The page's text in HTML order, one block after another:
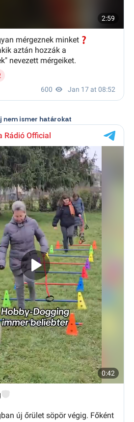
nem ismer határokat